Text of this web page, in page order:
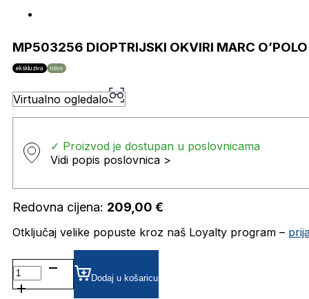
MP503256 DIOPTRIJSKI OKVIRI MARC O’POLO
ekskluziva novo
Virtualno ogledalo
✓ Proizvod je dostupan u poslovnicama
Vidi popis poslovnica >
Redovna cijena: 209,00 €
Otključaj velike popuste kroz naš Loyalty program –
MP503256 DIOPTRIJSKI
OKVIRI
MARC
Dodaj u košaricu